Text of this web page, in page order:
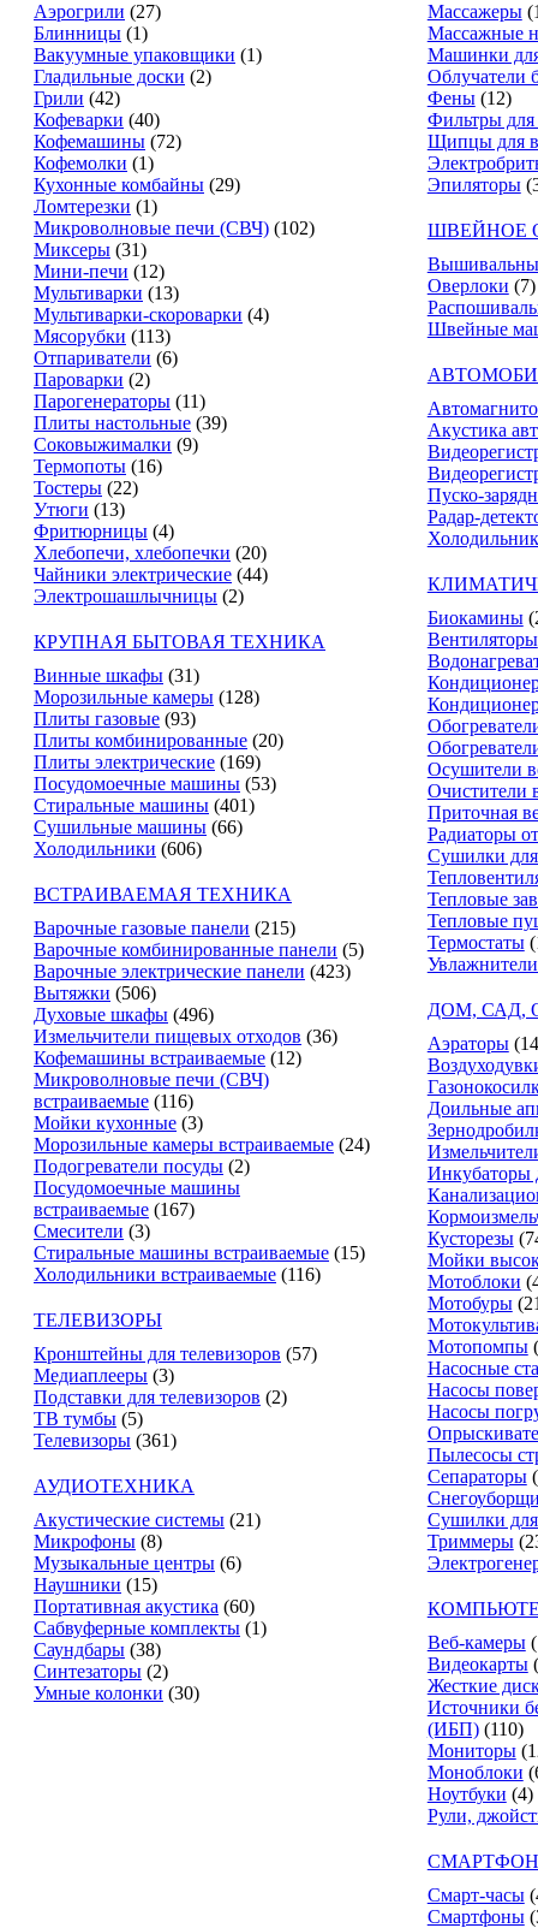
Аэрогрили (27)
Блинницы (1)
Вакуумные упаковщики (1)
Гладильные доски (2)
Грили (42)
Кофеварки (40)
Кофемашины (72)
Кофемолки (1)
Кухонные комбайны (29)
Ломтерезки (1)
Микроволновые печи (СВЧ) (102)
Миксеры (31)
Мини-печи (12)
Мультиварки (13)
Мультиварки-скороварки (4)
Мясорубки (113)
Отпариватели (6)
Пароварки (2)
Парогенераторы (11)
Плиты настольные (39)
Соковыжималки (9)
Термопоты (16)
Тостеры (22)
Утюги (13)
Фритюрницы (4)
Хлебопечи, хлебопечки (20)
Чайники электрические (44)
Электрошашлычницы (2)
КРУПНАЯ БЫТОВАЯ ТЕХНИКА
Винные шкафы (31)
Морозильные камеры (128)
Плиты газовые (93)
Плиты комбинированные (20)
Плиты электрические (169)
Посудомоечные машины (53)
Стиральные машины (401)
Сушильные машины (66)
Холодильники (606)
ВСТРАИВАЕМАЯ ТЕХНИКА
Варочные газовые панели (215)
Варочные комбинированные панели (5)
Варочные электрические панели (423)
Вытяжки (506)
Духовые шкафы (496)
Измельчители пищевых отходов (36)
Кофемашины встраиваемые (12)
Микроволновые печи (СВЧ)
встраиваемые (116)
Мойки кухонные (3)
Морозильные камеры встраиваемые (24)
Подогреватели посуды (2)
Посудомоечные машины
встраиваемые (167)
Смесители (3)
Стиральные машины встраиваемые (15)
Холодильники встраиваемые (116)
ТЕЛЕВИЗОРЫ
Кронштейны для телевизоров (57)
Медиаплееры (3)
Подставки для телевизоров (2)
ТВ тумбы (5)
Телевизоры (361)
АУДИОТЕХНИКА
Акустические системы (21)
Микрофоны (8)
Музыкальные центры (6)
Наушники (15)
Портативная акустика (60)
Сабвуферные комплекты (1)
Саундбары (38)
Синтезаторы (2)
Умные колонки (30)
Массажеры
Массажные
Машинки
Облучатели
Фены (12)
Фильтры
Щипцы для
Эпиляторы
ШВЕЙНОЕ
Оверлоки (7)
Швейные
Акустика
Пуско-
Радар-
Биокамины
Вентиляторы
Осушители
Очистители
Приточная
Радиаторы
Сушилки
Тепловые
Тепловые
Термостаты
ДОМ, САД,
Аэраторы
Доильные
Инкубаторы
Кусторезы
Мойки
Мотоблоки
Мотобуры
Мотопомпы
Насосные
Насосы
Насосы
Пылесосы
Сепараторы
Сушилки
Триммеры
Веб-камеры
Видеокарты
Жесткие
Источники
(ИБП) (110)
Мониторы
Моноблоки
Ноутбуки (4)
Рули,
Смарт-часы
Смартфоны